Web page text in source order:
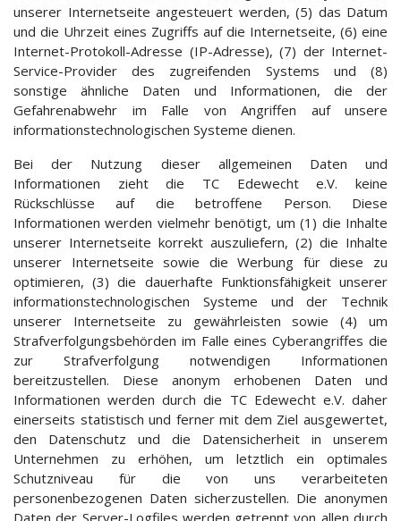
unserer Internetseite angesteuert werden, (5) das Datum
und die Uhrzeit eines Zugriffs auf die Internetseite, (6) eine
Internet-Protokoll-Adresse (IP-Adresse), (7) der Internet-
Service-Provider des zugreifenden Systems und (8)
sonstige ähnliche Daten und Informationen, die der
Gefahrenabwehr im Falle von Angriffen auf unsere
informationstechnologischen Systeme dienen.
Bei der Nutzung dieser allgemeinen Daten und
Informationen zieht die TC Edewecht e.V. keine
Rückschlüsse auf die betroffene Person. Diese
Informationen werden vielmehr benötigt, um (1) die Inhalte
unserer Internetseite korrekt auszuliefern, (2) die Inhalte
unserer Internetseite sowie die Werbung für diese zu
optimieren, (3) die dauerhafte Funktionsfähigkeit unserer
informationstechnologischen Systeme und der Technik
unserer Internetseite zu gewährleisten sowie (4) um
Strafverfolgungsbehörden im Falle eines Cyberangriffes die
zur Strafverfolgung notwendigen Informationen
bereitzustellen. Diese anonym erhobenen Daten und
Informationen werden durch die TC Edewecht e.V. daher
einerseits statistisch und ferner mit dem Ziel ausgewertet,
den Datenschutz und die Datensicherheit in unserem
Unternehmen zu erhöhen, um letztlich ein optimales
Schutzniveau für die von uns verarbeiteten
personenbezogenen Daten sicherzustellen. Die anonymen
Daten der Server-Logfiles werden getrennt von allen durch